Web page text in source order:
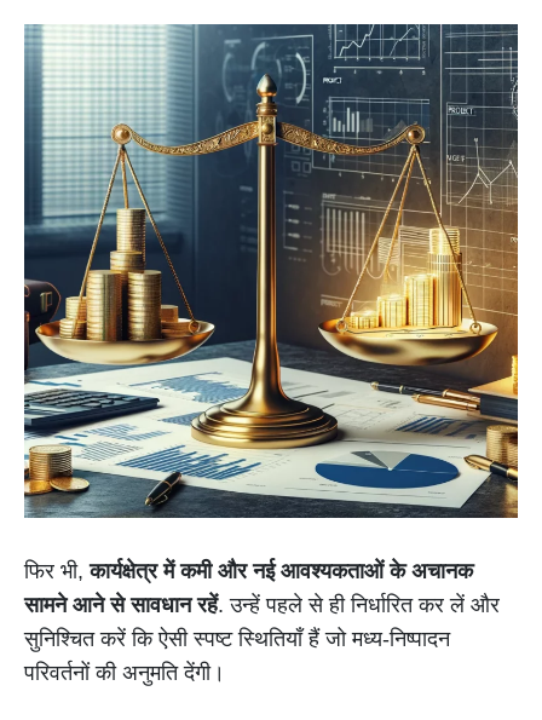
फिर भी,कार्यक्षेत्र में कमी और नई आवश्यकताओं के अचानक
सामने आने से सावधान रहें. उन्हें पहले से ही निर्धारित कर लें और
सुनिश्चित करें कि ऐसी स्पष्ट स्थितियाँ हैं जो मध्य-निष्पादन
परिवर्तनों की अनुमति देंगी।